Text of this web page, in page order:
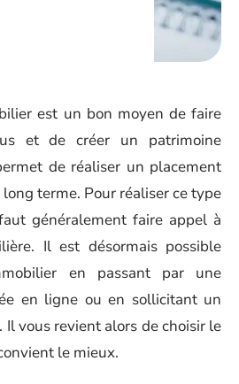
est un bon moyen de faire
et de créer un patrimoine
de réaliser un placement
terme. Pour réaliser ce type
généralement faire appel à
Il est désormais possible
en passant par une
en ligne ou en sollicitant un
vous revient alors de choisir le
le mieux.